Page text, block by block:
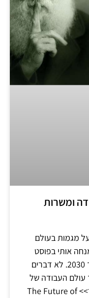
ומשרות
מגמות בעולם
אותי בפוסט
הזה הוא תחזיות שהן לכל היותר עד 2030. לא דברים
עולם העבודה של
פורום הכלכלה העולמי לחץ לקישור>> The Future of